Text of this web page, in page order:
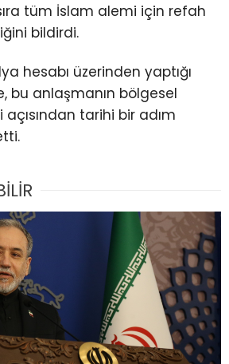
sıra tüm İslam alemi için refah
bildirdi.
hesabı üzerinden yaptığı
bu anlaşmanın bölgesel
tarihi bir adım